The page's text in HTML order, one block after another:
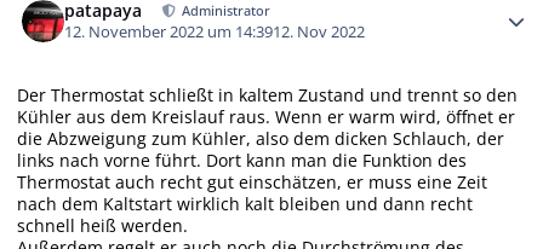
patapaya Administrator
12. November 2022 um 14:3912. Nov 2022
Der Thermostat schließt in kaltem Zustand und trennt so den
Kühler aus dem Kreislauf raus. Wenn er warm wird, öffnet er
die Abzweigung zum Kühler, also dem dicken Schlauch, der
links nach vorne führt. Dort kann man die Funktion des
Thermostat auch recht gut einschätzen, er muss eine Zeit
nach dem Kaltstart wirklich kalt bleiben und dann recht
schnell heiß werden.